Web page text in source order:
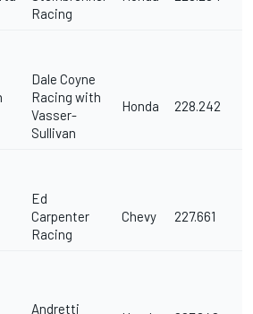
Racing
Dale Coyne
Racing with
Vasser-
Sullivan
Honda 228.242
Ed
Carpenter
Racing
Chevy 227.661
Andretti